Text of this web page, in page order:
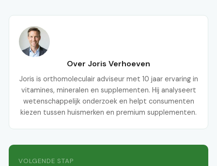
Over Joris Verhoeven
Joris is orthomoleculair adviseur met 10 jaar ervaring in
vitamines, mineralen en supplementen. Hij analyseert
wetenschappelijk onderzoek en helpt consumenten
kiezen tussen huismerken en premium supplementen.
VOLGENDE STAP